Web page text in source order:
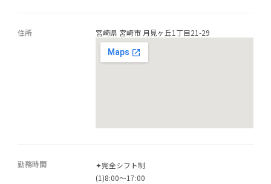
住所 宮崎県 宮崎市 月見ヶ丘1丁目21-29
勤務時間
✦完全シフト制
(1)8:00～17:00